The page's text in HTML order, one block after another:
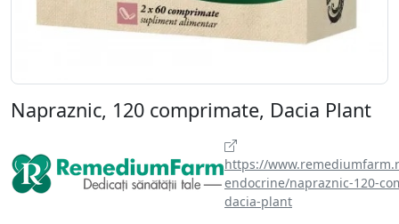
Napraznic, 120 comprimate, Dacia Plant
https://
endocrine/napraznic-120-
dacia-plant